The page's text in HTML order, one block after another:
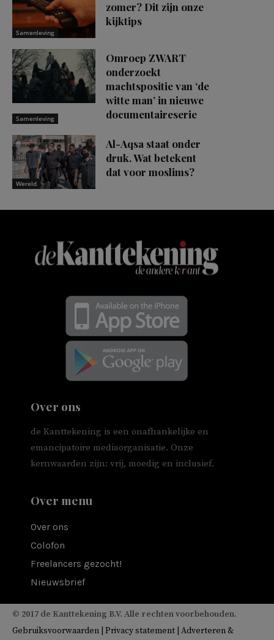
Samenleving
zomer? Dit zijn onze
kijktips
Samenleving
Omroep ZWART
onderzoekt
machtspositie van ‘de
witte man’ in nieuwe
documentaireserie
Wereld
Al-Aqsa staat onder
druk. Wat betekent
dat voor moslims?
Over ons
de Kanttekening is een onafhankelijke en
emancipatoire mediaorganisatie. Onze
kernwaarden zijn: vrij, moedig en inclusief.
Over menu
Over ons
Colofon
Freelancers gezocht!
Nieuwsbrief
© 2017 de Kanttekening B.V. Alle rechten voorbehouden.
Gebruiksvoorwaarden Privacy statement Adverteren &